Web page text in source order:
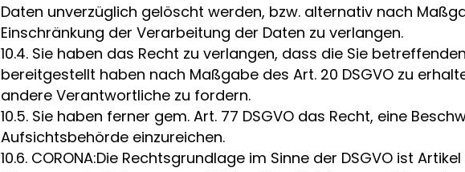
Daten unverzüglich gelöscht werden, bzw. alternativ nach
Einschränkung der Verarbeitung der Daten zu verlangen.
10.4. Sie haben das Recht zu verlangen, dass die Sie
bereitgestellt haben nach Maßgabe des Art. 20 DSGVO zu
andere Verantwortliche zu fordern.
10.5. Sie haben ferner gem. Art. 77 DSGVO das Recht, eine
Aufsichtsbehörde einzureichen.
10.6. CORONA:Die Rechtsgrundlage im Sinne der DSGVO ist